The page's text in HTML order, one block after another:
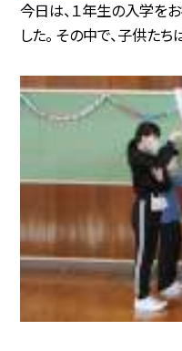
今日は、１年生の入学を
した。 その中で、子供たち